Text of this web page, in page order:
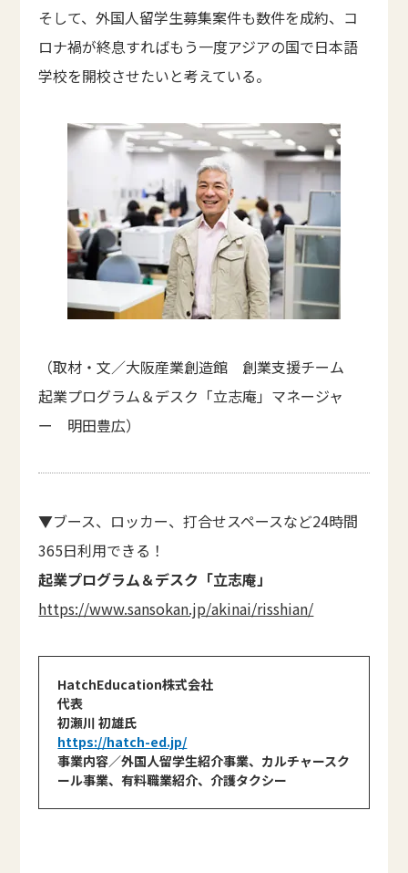
そして、外国人留学生募集案件も数件を成約、コ
ロナ禍が終息すればもう一度アジアの国で日本語
学校を開校させたいと考えている。
（取材・文／大阪産業創造館 創業支援チーム
起業プログラム＆デスク「立志庵」マネージャ
ー 明田豊広）
▼ブース、ロッカー、打合せスペースなど24時間
365日利用できる！
起業プログラム＆デスク「立志庵」
https://www.sansokan.jp/akinai/risshian/
HatchEducation株式会社
代表
初瀬川 初雄氏
https://hatch-ed.jp/
事業内容／外国人留学生紹介事業、カルチャースク
ール事業、有料職業紹介、介護タクシー